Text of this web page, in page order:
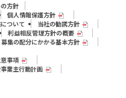
方針
個人情報保護方針
ついて
当社の勧誘方針
利益相反管理方針の概要
募集の配分にかかる基本方針
事項
業主行動計画